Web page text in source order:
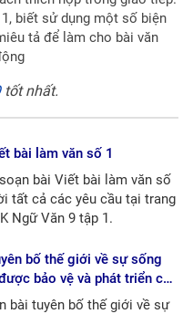
biết sử dụng một số biện
tả để làm cho bài văn
tốt nhất.
bài làm văn số 1
bài Viết bài làm văn số
tất cả các yêu cầu tại trang
Ngữ Văn 9 tập 1.
bố thế giới về sự sống
bảo vệ và phát triển của
bài tuyên bố thế giới về sự